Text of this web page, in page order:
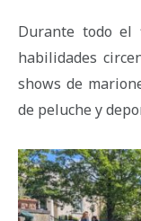
Durante todo
habilidades
shows de
de peluche y